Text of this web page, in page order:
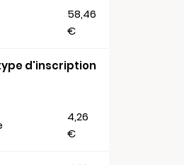
58,46
€
d'inscription
4,26
€